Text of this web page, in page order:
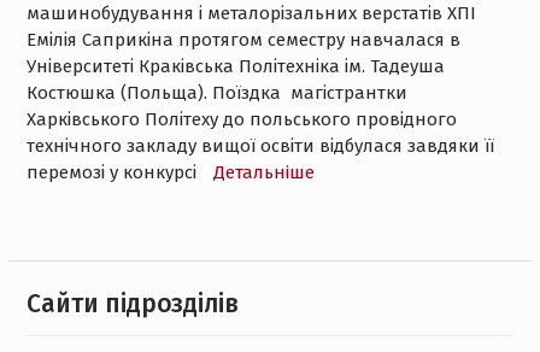
машинобудування і металорізальних верстатів ХПІ
Емілія Саприкіна протягом семестру навчалася в
Університеті Краківська Політехніка ім. Тадеуша
Костюшка (Польща). Поїздка магістрантки
Харківського Політеху до польського провідного
технічного закладу вищої освіти відбулася завдяки її
перемозі у конкурсі
Детальнiше
Cайти підрозділів